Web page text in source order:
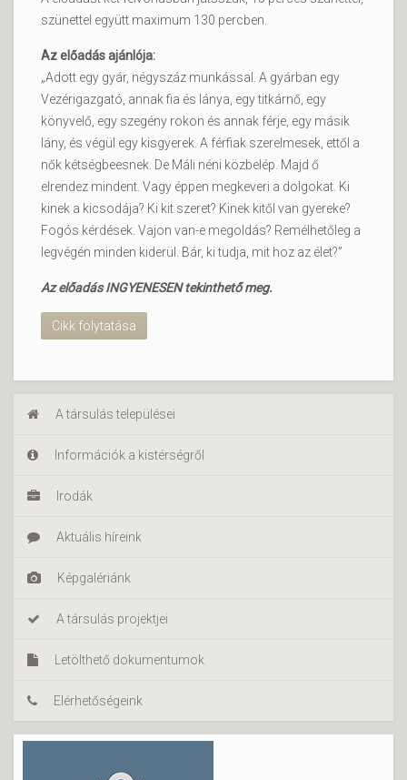
szünettel együtt maximum 130 percben.
Az előadás ajánlója:
„Adott egy gyár, négyszáz munkással. A gyárban egy
Vezérigazgató, annak fia és lánya, egy titkárnő, egy
könyvelő, egy szegény rokon és annak férje, egy másik
lány, és végül egy kisgyerek. A férfiak szerelmesek, ettől a
nők kétségbeesnek. De Máli néni közbelép. Majd ő
elrendez mindent. Vagy éppen megkeveri a dolgokat. Ki
kinek a kicsodája? Ki kit szeret? Kinek kitől van gyereke?
Fogós kérdések. Vajon van-e megoldás? Remélhetőleg a
legvégén minden kiderül. Bár, ki tudja, mit hoz az élet?”
Az előadás INGYENESEN tekinthető meg.
Cikk folytatása
A társulás települései
Információk a kistérségről
Irodák
Aktuális híreink
Képgalériánk
A társulás projektjei
Letölthető dokumentumok
Elérhetőségeink